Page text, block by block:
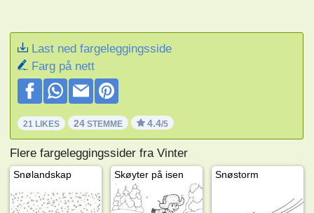
Last ned fargeleggingsside
Farg på nett
21 LIKES 24 STEMME 4.4/5
Flere fargeleggingssider fra Vinter
Snølandskap Skøyter på isen Snøstorm